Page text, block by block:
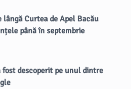
lângă Curtea de Apel Bacău
până în septembrie
fost descoperit pe unul dintre